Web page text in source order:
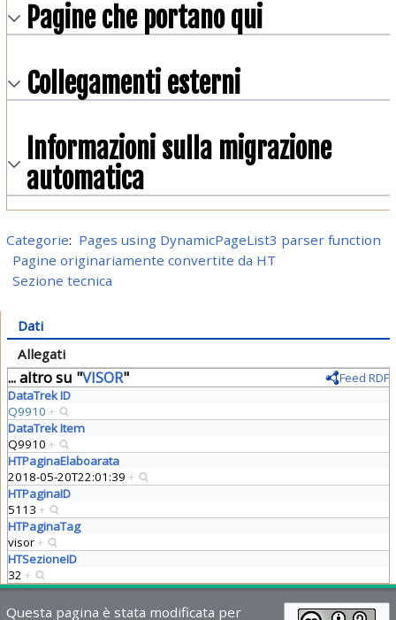
Pagine che portano qui
Collegamenti esterni
Informazioni sulla migrazione
automatica
Categorie: Pages using DynamicPageList3 parser function
Pagine originariamente convertite da HT
Sezione tecnica
Dati
Allegati
... altro su "VISOR"
Feed RDF
DataTrek ID
Q9910 +
DataTrek Item
Q9910 +
HTPaginaElaboarata
2018-05-20T22:01:39 +
HTPaginaID
5113 +
HTPaginaTag
visor+
HTSezioneID
32 +
Questa pagina è stata modificata per